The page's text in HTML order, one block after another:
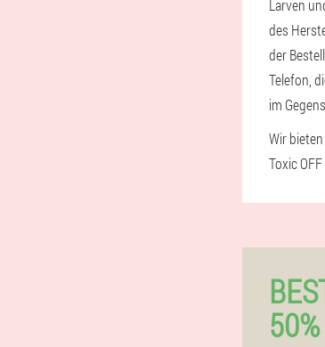
Larven
des
der
Telefon,
im
Wir
Toxic